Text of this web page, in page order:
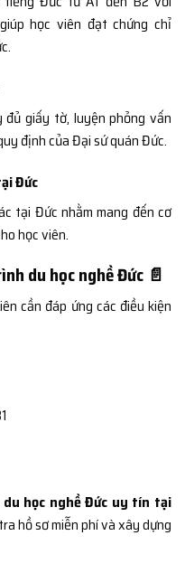
học viên đạt chứng chỉ
giấy tờ, luyện phỏng vấn
định của Đại sứ quán Đức.
Đức
tại Đức nhằm mang đến cơ
học viên.
du học nghề Đức 📄
cần đáp ứng các điều kiện
học nghề Đức uy tín tại
hồ sơ miễn phí và xây dựng